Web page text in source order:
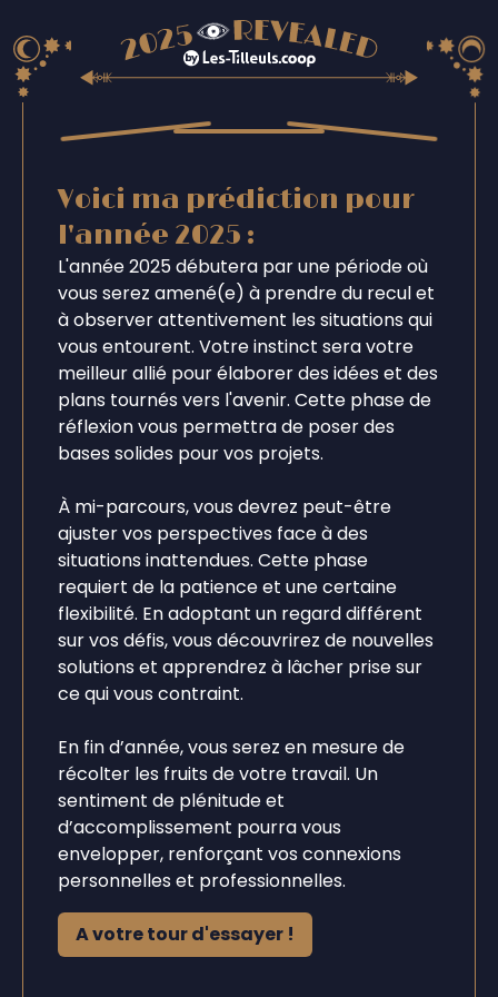
Voici ma prédiction pour
l'année 2025 :
L'année 2025 débutera par une période où
vous serez amené(e) à prendre du recul et
à observer attentivement les situations qui
vous entourent. Votre instinct sera votre
meilleur allié pour élaborer des idées et des
plans tournés vers l'avenir. Cette phase de
réflexion vous permettra de poser des
bases solides pour vos projets.
À mi-parcours, vous devrez peut-être
ajuster vos perspectives face à des
situations inattendues. Cette phase
requiert de la patience et une certaine
flexibilité. En adoptant un regard différent
sur vos défis, vous découvrirez de nouvelles
solutions et apprendrez à lâcher prise sur
ce qui vous contraint.
En fin d’année, vous serez en mesure de
récolter les fruits de votre travail. Un
sentiment de plénitude et
d’accomplissement pourra vous
envelopper, renforçant vos connexions
personnelles et professionnelles.
A votre tour d'essayer !